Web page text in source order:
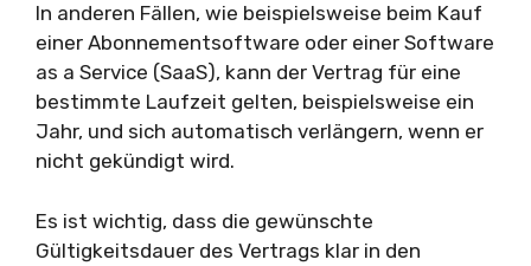
In anderen Fällen, wie beispielsweise beim Kauf
einer Abonnementsoftware oder einer Software
as a Service (SaaS), kann der Vertrag für eine
bestimmte Laufzeit gelten, beispielsweise ein
Jahr, und sich automatisch verlängern, wenn er
nicht gekündigt wird.
Es ist wichtig, dass die gewünschte
Gültigkeitsdauer des Vertrags klar in den